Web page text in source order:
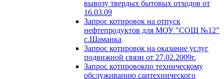
вывозу твердых бытовых отходов от
16.03.09
Запрос котировок на отпуск
нефтепродуктов для МОУ "СОШ №12"
с.Шаманка
Запрос котировок на оказание услуг
подвижной связи от 27.02.2009г.
Запрос котировокпо техническому
обслуживанию сантехнического